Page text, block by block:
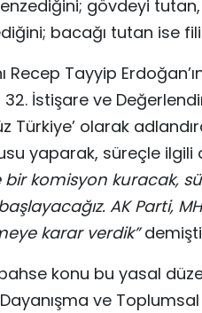
gövdeyi
bacağı tutan ise
Recep Tayyip
İstişare ve
Türkiye’ olarak
yaparak, süreçle ilgili
bir komisyon kuracak,
AK Parti,
karar verdik”
konu bu yasal
ve